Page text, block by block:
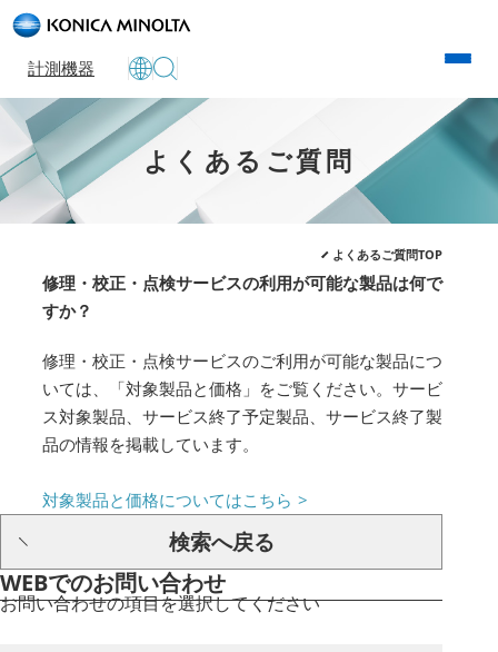
計測機器
よくあるご質問
よくあるご質問TOP
修理・校正・点検サービスの利用が可能な製品は何で
すか？
修理・校正・点検サービスのご利用が可能な製品につ
いては、「対象製品と価格」をご覧ください。サービ
ス対象製品、サービス終了予定製品、サービス終了製
品の情報を掲載しています。
対象製品と価格についてはこちら
検索へ戻る
WEBでのお問い合わせ
お問い合わせの項目を選択してください